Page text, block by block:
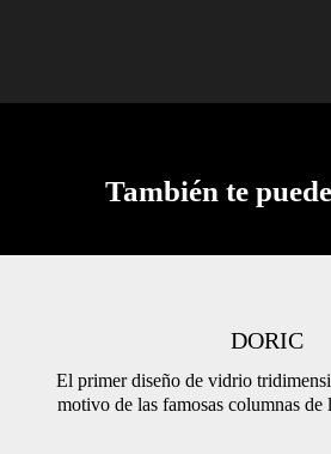
También te
DORIC
El primer diseño de vidrio
motivo de las famosas columnas de